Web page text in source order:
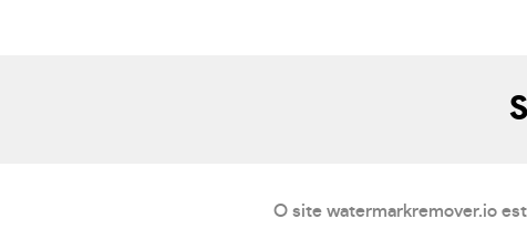
O site watermarkremover.io